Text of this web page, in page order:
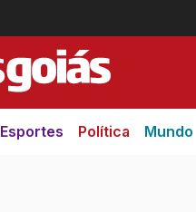
Esportes Política Mundo